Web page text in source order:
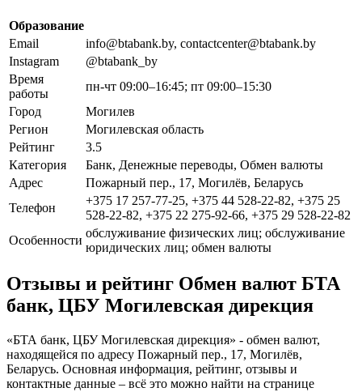
Образование
Email
info@btabank.by, contactcenter@btabank.by
Instagram
@btabank_by
Время
работы
пн-чт 09:00–16:45; пт 09:00–15:30
Город
Могилев
Регион
Могилевская область
Рейтинг
3.5
Категория
Банк, Денежные переводы, Обмен валюты
Адрес
Пожарный пер., 17, Могилёв, Беларусь
Телефон
+375 17 257-77-25, +375 44 528-22-82, +375 25
528-22-82, +375 22 275-92-66, +375 29 528-22-82
Особенности
обслуживание физических лиц; обслуживание
юридических лиц; обмен валюты
Отзывы и рейтинг Обмен валют БТА
банк, ЦБУ Могилевская дирекция
«БТА банк, ЦБУ Могилевская дирекция» - обмен валют,
находящейся по адресу Пожарный пер., 17, Могилёв,
Беларусь. Основная информация, рейтинг, отзывы и
контактные данные – всё это можно найти на странице